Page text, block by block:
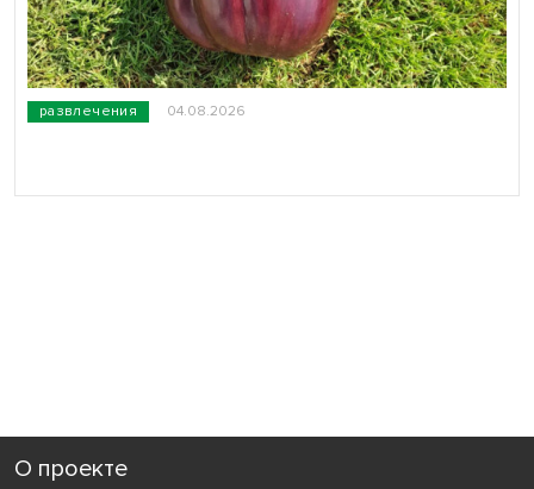
развлечения 04.08.2026
О проекте